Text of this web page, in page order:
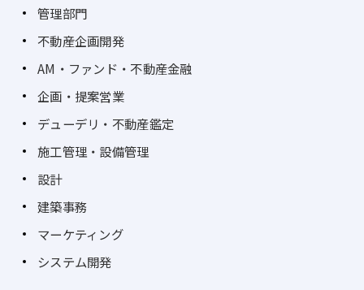
管理部門
不動産企画開発
AM・ファンド・不動産金融
企画・提案営業
デューデリ・不動産鑑定
施工管理・設備管理
設計
建築事務
マーケティング
システム開発